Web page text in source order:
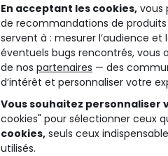
En acceptant les cookies, vous
de recommandations de produits
servent à : mesurer l’audience
éventuels bugs rencontrés, vous
de nos partenaires — des
d’intérêt et personnaliser votre
Vous souhaitez personnaliser
cookies" pour sélectionner ceux
cookies, seuls ceux
utilisés.